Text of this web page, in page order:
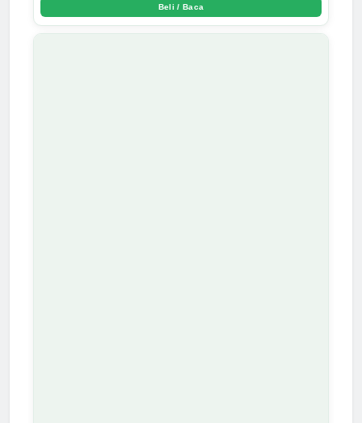
Beli / Baca